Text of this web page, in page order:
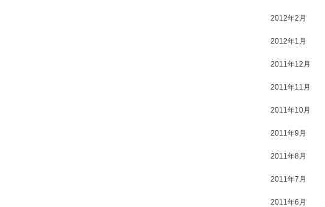
2012年2月
2012年1月
2011年12月
2011年11月
2011年10月
2011年9月
2011年8月
2011年7月
2011年6月